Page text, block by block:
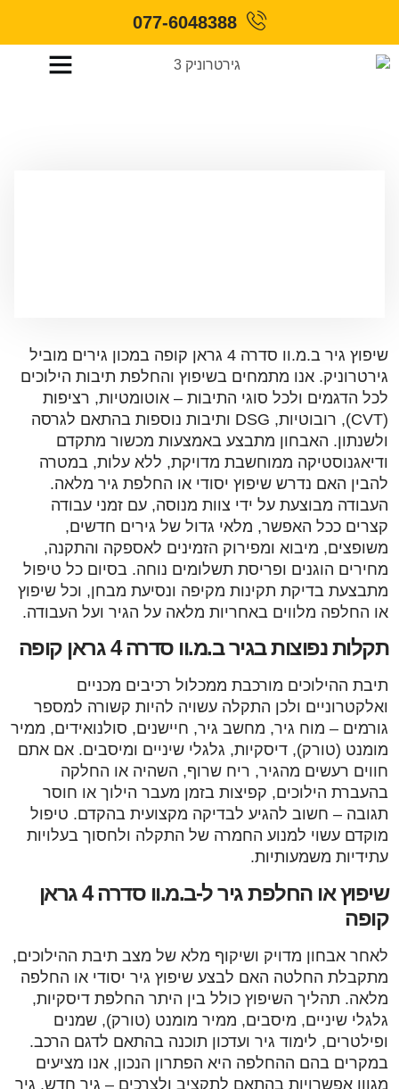
077-6048388
שיפוץ גיר ב.מ.וו סדרה 4 גראן קופה במכון גירים מוביל
גירטרוניק. אנו מתמחים בשיפוץ והחלפת תיבות הילוכים
לכל הדגמים ולכל סוגי התיבות – אוטומטיות, רציפות
(CVT), רובוטיות, DSG ותיבות נוספות בהתאם לגרסה
ולשנתון. האבחון מתבצע באמצעות מכשור מתקדם
ודיאגנוסטיקה ממוחשבת מדויקת, ללא עלות, במטרה
להבין האם נדרש שיפוץ יסודי או החלפת גיר מלאה.
העבודה מבוצעת על ידי צוות מנוסה, עם זמני עבודה
קצרים ככל האפשר, מלאי גדול של גירים חדשים,
משופצים, מיבוא ומפירוק הזמינים לאספקה והתקנה,
מחירים הוגנים ופריסת תשלומים נוחה. בסיום כל טיפול
מתבצעת בדיקת תקינות מקיפה ונסיעת מבחן, וכל שיפוץ
או החלפה מלווים באחריות מלאה על הגיר ועל העבודה.
תקלות נפוצות בגיר ב.מ.וו סדרה 4 גראן קופה
תיבת ההילוכים מורכבת ממכלול רכיבים מכניים
ואלקטרוניים ולכן התקלה עשויה להיות קשורה למספר
גורמים – מוח גיר, מחשב גיר, חיישנים, סולנואידים, ממיר
מומנט (טורק), דיסקיות, גלגלי שיניים ומיסבים. אם אתם
חווים רעשים מהגיר, ריח שרוף, השהיה או החלקה
בהעברת הילוכים, קפיצות בזמן מעבר הילוך או חוסר
תגובה – חשוב להגיע לבדיקה מקצועית בהקדם. טיפול
מוקדם עשוי למנוע החמרה של התקלה ולחסוך בעלויות
עתידיות משמעותיות.
שיפוץ או החלפת גיר ל-ב.מ.וו סדרה 4 גראן
קופה
לאחר אבחון מדויק ושיקוף מלא של מצב תיבת ההילוכים,
מתקבלת החלטה האם לבצע שיפוץ גיר יסודי או החלפה
מלאה. תהליך השיפוץ כולל בין היתר החלפת דיסקיות,
גלגלי שיניים, מיסבים, ממיר מומנט (טורק), שמנים
ופילטרים, לימוד גיר ועדכון תוכנה בהתאם לדגם הרכב.
במקרים בהם ההחלפה היא הפתרון הנכון, אנו מציעים
מגוון אפשרויות בהתאם לתקציב ולצרכים – גיר חדש, גיר